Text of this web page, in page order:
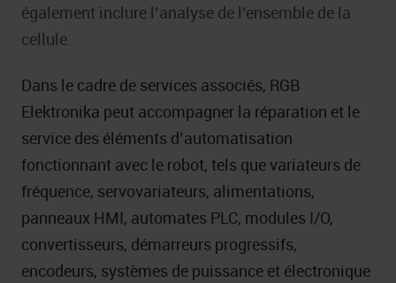
également inclure l’analyse de l’ensemble de la
cellule.
Dans le cadre de services associés, RGB
Elektronika peut accompagner la réparation et le
service des éléments d’automatisation
fonctionnant avec le robot, tels que variateurs de
fréquence, servovariateurs, alimentations,
panneaux HMI, automates PLC, modules I/O,
convertisseurs, démarreurs progressifs,
encodeurs, systèmes de puissance et électronique